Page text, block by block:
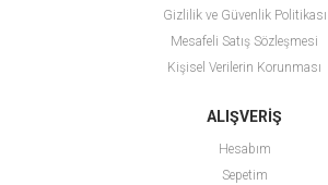
Gizlilik ve Güvenlik Politikası
Mesafeli Satış Sözleşmesi
Kişisel Verilerin Korunması
ALIŞVERİŞ
Hesabım
Sepetim